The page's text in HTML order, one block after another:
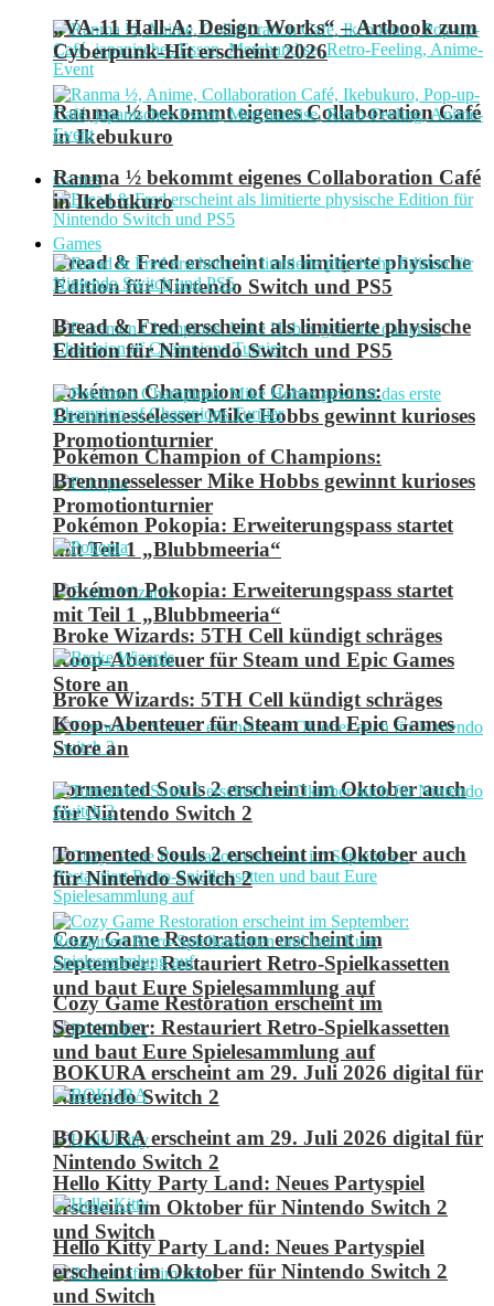
Ranma ½ bekommt eigenes Collaboration Café
in Ikebukuro
Games
Bread & Fred erscheint als limitierte physische
Edition für Nintendo Switch und PS5
Pokémon Champion of Champions:
Brennnesselesser Mike Hobbs gewinnt kurioses
Promotionturnier
Pokémon Pokopia: Erweiterungspass startet
mit Teil 1 „Blubbmeeria“
Broke Wizards: 5TH Cell kündigt schräges
Koop-Abenteuer für Steam und Epic Games
Store an
Tormented Souls 2 erscheint im Oktober auch
für Nintendo Switch 2
Cozy Game Restoration erscheint im
September: Restauriert Retro-Spielkassetten
und baut Eure Spielesammlung auf
BOKURA erscheint am 29. Juli 2026 digital für
Nintendo Switch 2
Hello Kitty Party Land: Neues Partyspiel
erscheint im Oktober für Nintendo Switch 2
und Switch
„VA-11 Hall-A: Design Works“ – Artbook zum
Cyberpunk-Hit erscheint 2026
Ranma ½ bekommt eigenes Collaboration Café
in Ikebukuro
Games
Bread & Fred erscheint als limitierte physische
Edition für Nintendo Switch und PS5
Pokémon Champion of Champions:
Brennnesselesser Mike Hobbs gewinnt kurioses
Promotionturnier
Pokémon Pokopia: Erweiterungspass startet
mit Teil 1 „Blubbmeeria“
Broke Wizards: 5TH Cell kündigt schräges
Koop-Abenteuer für Steam und Epic Games
Store an
Tormented Souls 2 erscheint im Oktober auch
für Nintendo Switch 2
Cozy Game Restoration erscheint im
September: Restauriert Retro-Spielkassetten
und baut Eure Spielesammlung auf
BOKURA erscheint am 29. Juli 2026 digital für
Nintendo Switch 2
Hello Kitty Party Land: Neues Partyspiel
erscheint im Oktober für Nintendo Switch 2
und Switch